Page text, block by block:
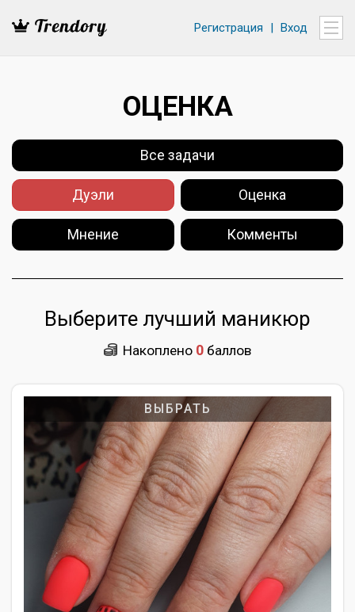
Регистрация | Вход
ОЦЕНКА
Все задачи
Дуэли Оценка
Мнение Комменты
Выберите лучший маникюр
Накоплено 0 баллов